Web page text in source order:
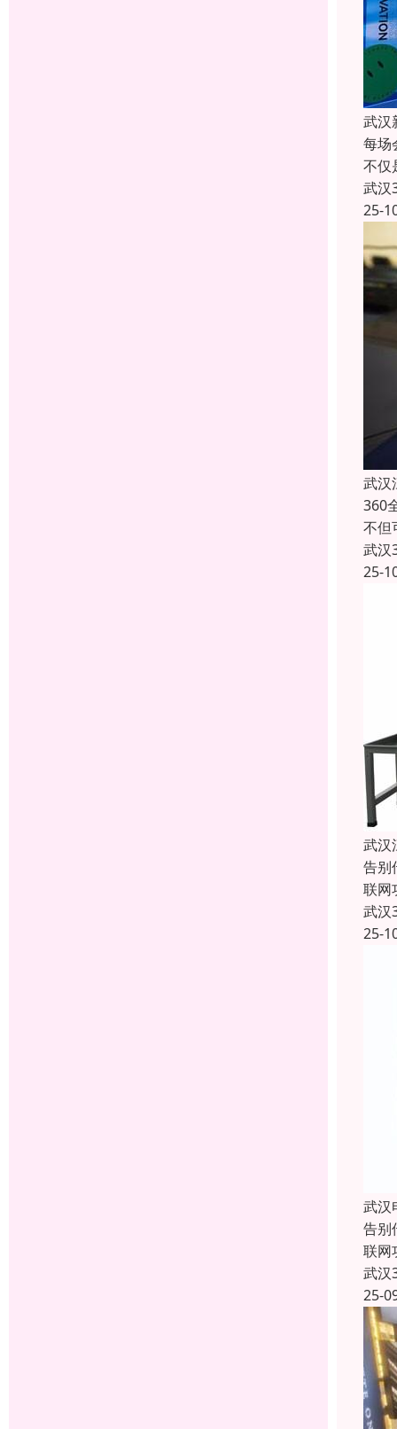
武汉
每场
不仅
武汉
25-
武汉
360
不但
武汉
25-
武汉
告别
联网
武汉
25-
武汉
告别
联网
武汉
25-